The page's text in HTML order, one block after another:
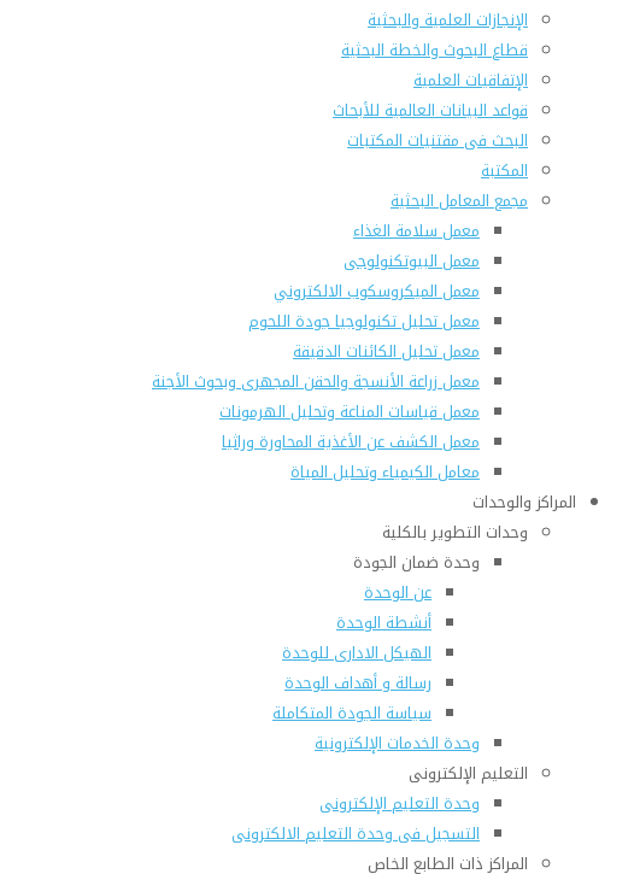
الإنجازات العلمية والبحثية
قطاع البحوث والخطة البحثية
الإتفاقيات العلمية
قواعد البيانات العالمية للأبحاث
البحث فى مقتنيات المكتبات
المكتبة
مجمع المعامل البحثية
معمل سلامة الغذاء
معمل البيوتكنولوجى
معمل الميكروسكوب الالكتروني
معمل تحليل تكنولوجيا جودة اللحوم
معمل تحليل الكائنات الدقيقة
معمل زراعة الأنسجة والحقن المجهرى وبحوث الأجنة
معمل قياسات المناعة وتحليل الهرمونات
معمل الكشف عن الأغذية المحاورة وراثيا
معامل الكيمياء وتحليل المياة
المراكز والوحدات
وحدات التطوير بالكلية
وحدة ضمان الجودة
عن الوحدة
أنشطة الوحدة
الهيكل الادارى للوحدة
رسالة و أهداف الوحدة
سياسة الجودة المتكاملة
وحدة الخدمات الإلكترونية
التعليم الإلكترونى
وحدة التعليم الإلكترونى
التسجيل فى وحدة التعليم الالكترونى
المراكز ذات الطابع الخاص